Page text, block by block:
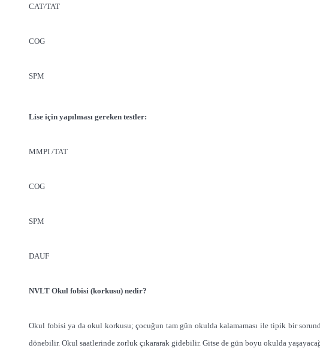
CAT/TAT
COG
SPM
Lise için yapılması gereken testler:
MMPI /TAT
COG
SPM
DAUF
NVLT Okul fobisi (korkusu) nedir?
Okul fobisi ya da okul korkusu; çocuğun tam gün okulda kalamaması ile tipik bir
dönebilir. Okul saatlerinde zorluk çıkararak gidebilir. Gitse de gün boyu okulda